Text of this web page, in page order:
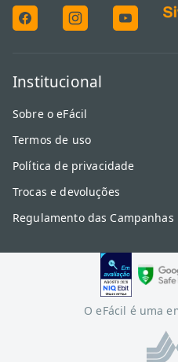
Institucional
Sobre o eFácil
Termos de uso
Política de privacidade
Trocas e devoluções
Regulamento das Campanhas
O eFácil é uma